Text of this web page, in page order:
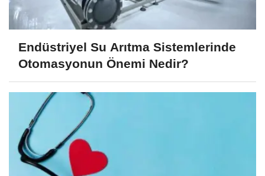
Endüstriyel Su Arıtma Sistemlerinde
Otomasyonun Önemi Nedir?